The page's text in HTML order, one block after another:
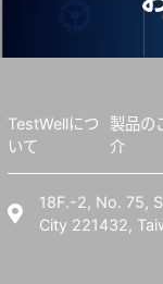
TestWellにつ
いて
製品の
介
18F.-2, No. 75,
City 221432,